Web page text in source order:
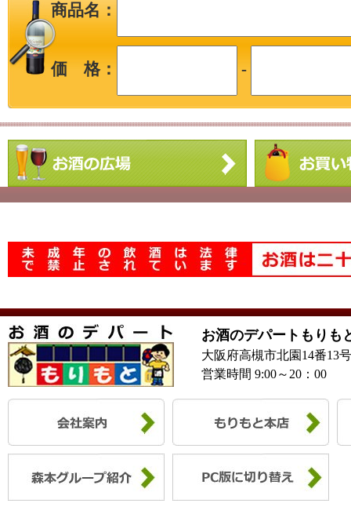
商品名：
価 格： -
お酒のデパートもりも
大阪府高槻市北園14番13
営業時間 9:00～20：00